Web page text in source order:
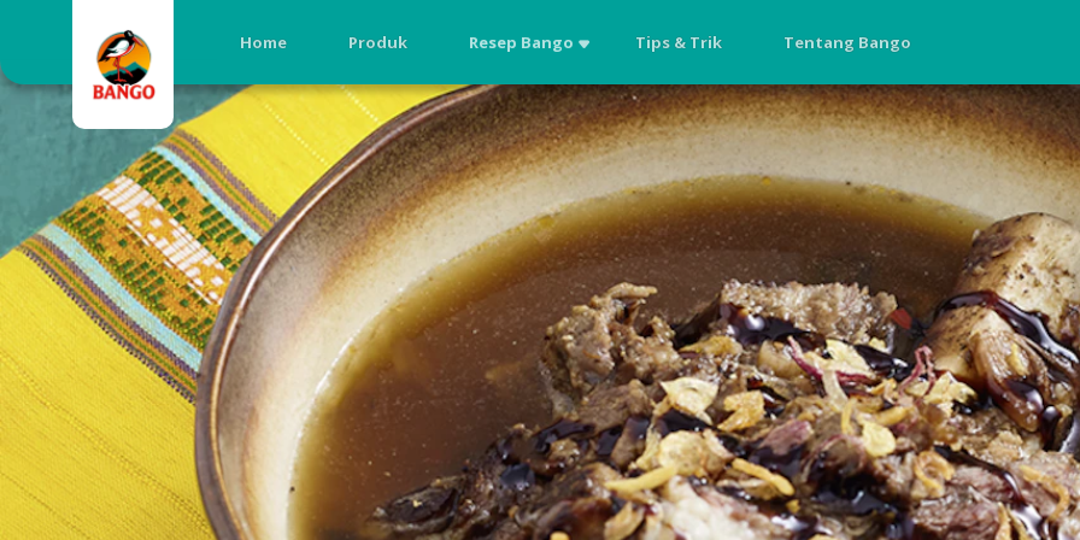
Home Produk Resep Bango Tips & Trik Tentang Bango